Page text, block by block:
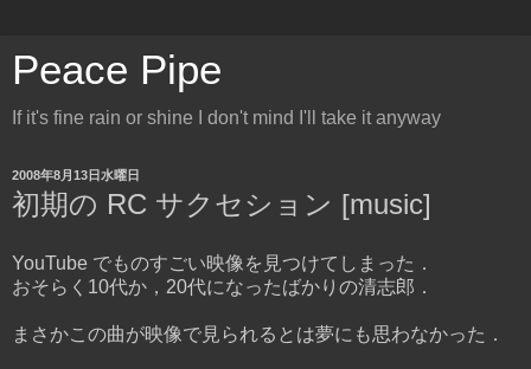
Peace Pipe
If it's fine rain or shine I don't mind I'll take it anyway
2008年8月13日水曜日
初期の RC サクセション [music]
YouTube でものすごい映像を見つけてしまった．
おそらく10代か，20代になったばかりの清志郎．
まさかこの曲が映像で見られるとは夢にも思わなかった．